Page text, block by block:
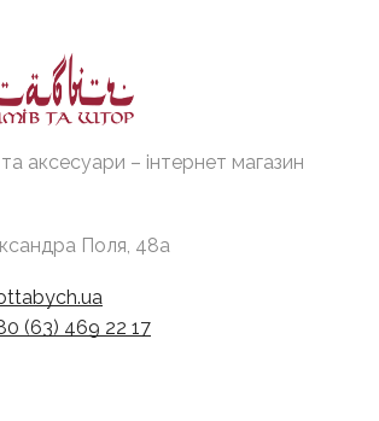
аксесуари – інтернет магазин
Поля, 48а
(63) 469 22 17